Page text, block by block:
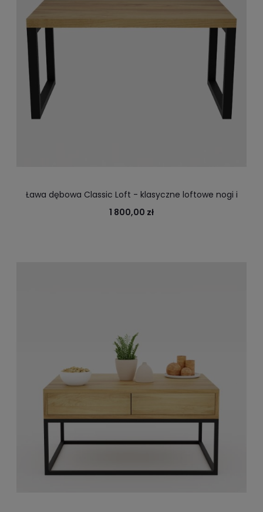
Ława dębowa Classic Loft - klasyczne loftowe nogi i
solidny dębowy blat
1 800,00 zł